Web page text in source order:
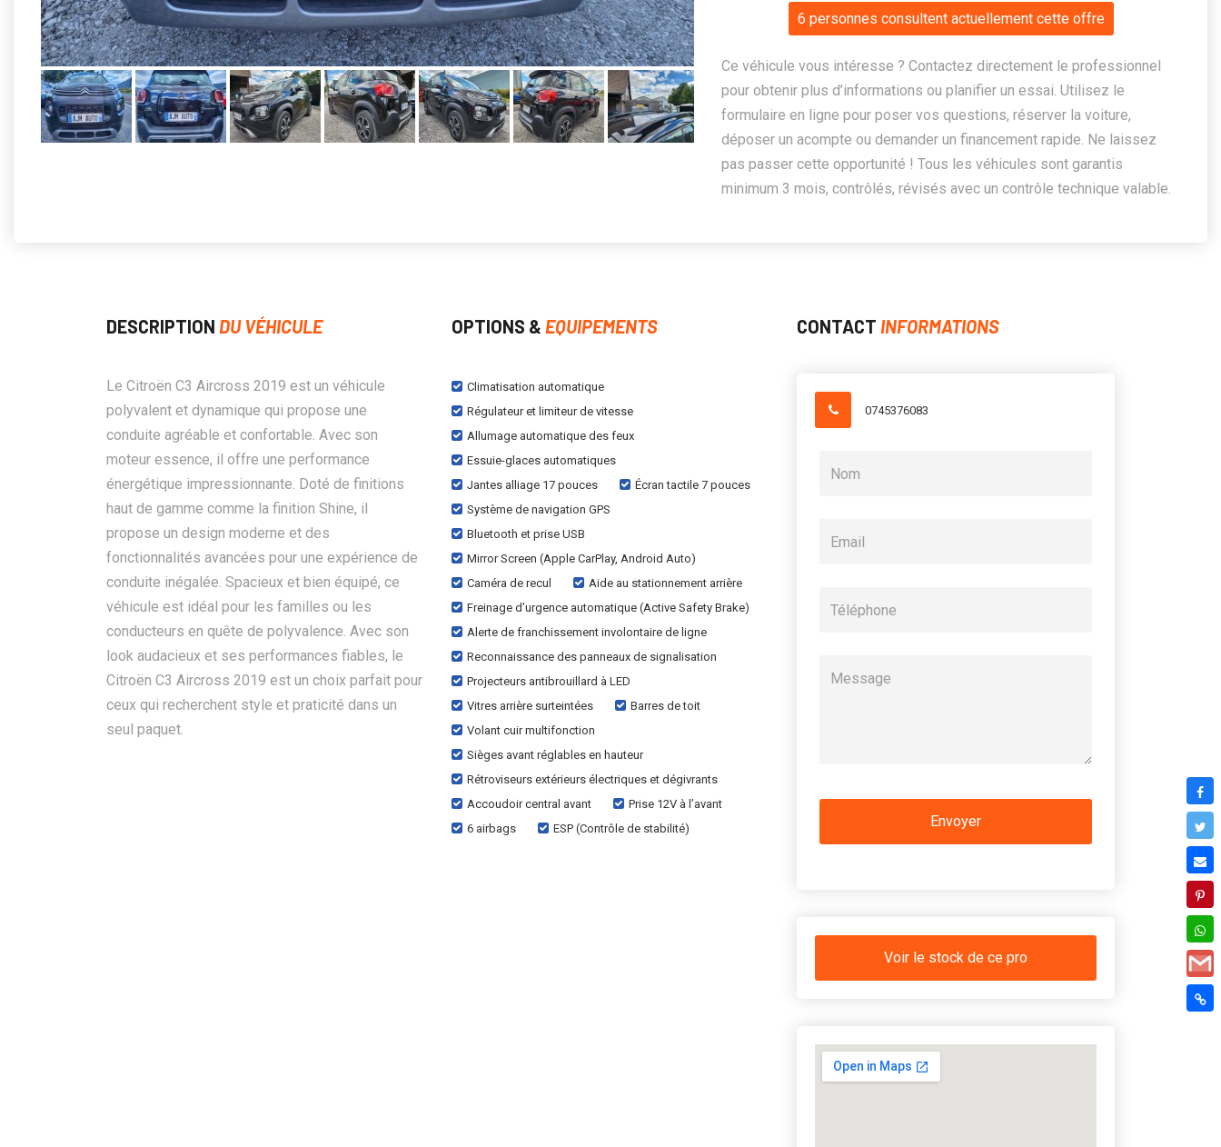
6 personnes consultent actuellement cette offre
Ce véhicule vous intéresse ? Contactez directement le professionnel
pour obtenir plus d’informations ou planifier un essai. Utilisez le
formulaire en ligne pour poser vos questions, réserver la voiture,
déposer un acompte ou demander un financement rapide. Ne laissez
pas passer cette opportunité ! Tous les véhicules sont garantis
minimum 3 mois, contrôlés, révisés avec un contrôle technique valable.
DESCRIPTION DU VÉHICULE
Le Citroën C3 Aircross 2019 est un véhicule
polyvalent et dynamique qui propose une
conduite agréable et confortable. Avec son
moteur essence, il offre une performance
énergétique impressionnante. Doté de finitions
haut de gamme comme la finition Shine, il
propose un design moderne et des
fonctionnalités avancées pour une expérience de
conduite inégalée. Spacieux et bien équipé, ce
véhicule est idéal pour les familles ou les
conducteurs en quête de polyvalence. Avec son
look audacieux et ses performances fiables, le
Citroën C3 Aircross 2019 est un choix parfait pour
ceux qui recherchent style et praticité dans un
seul paquet.
OPTIONS & EQUIPEMENTS
Climatisation automatique
Régulateur et limiteur de vitesse
Allumage automatique des feux
Essuie-glaces automatiques
Jantes alliage 17 pouces
Écran tactile 7 pouces
Système de navigation GPS
Bluetooth et prise USB
Mirror Screen (Apple CarPlay, Android Auto)
Caméra de recul
Aide au stationnement arrière
Freinage d’urgence automatique (Active Safety Brake)
Alerte de franchissement involontaire de ligne
Reconnaissance des panneaux de signalisation
Projecteurs antibrouillard à LED
Vitres arrière surteintées
Barres de toit
Volant cuir multifonction
Sièges avant réglables en hauteur
Rétroviseurs extérieurs électriques et dégivrants
Accoudoir central avant
Prise 12V à l’avant
6 airbags
ESP (Contrôle de stabilité)
CONTACT INFORMATIONS
0745376083
Voir le stock de ce pro